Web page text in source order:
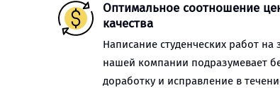
Оптимальное соотношение
качества
Написание студенческих работ на
нашей компании подразумевает
доработку и исправление в